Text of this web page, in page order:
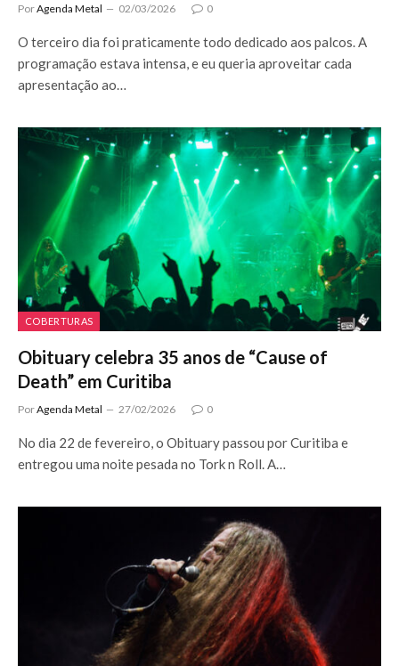
PorAgenda Metal 02/03/2026 0
O terceiro dia foi praticamente todo dedicado aos palcos. A
programação estava intensa, e eu queria aproveitar cada
apresentação ao…
COBERTURAS
Obituary celebra 35 anos de “Cause of
Death” em Curitiba
PorAgenda Metal 27/02/2026 0
No dia 22 de fevereiro, o Obituary passou por Curitiba e
entregou uma noite pesada no Tork n Roll. A…